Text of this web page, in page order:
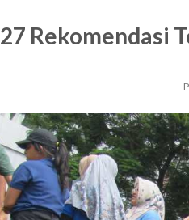
27 Rekomendasi